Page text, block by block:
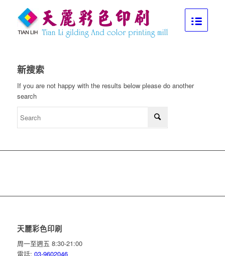
新搜索
If you are not happy with the results below please do another
search
天麗彩色印刷
周一至週五 8:30-21:00
電話: 03-9602046